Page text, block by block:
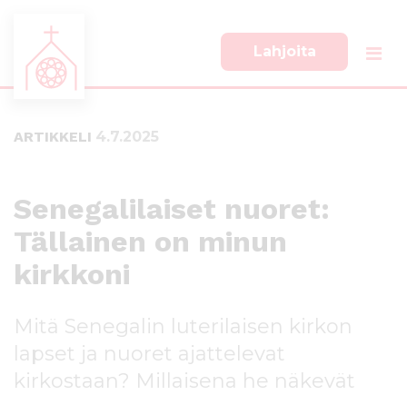
Lahjoita
ARTIKKELI 4.7.2025
Senegalilaiset nuoret:
Tällainen on minun
kirkkoni
Mitä Senegalin luterilaisen kirkon
lapset ja nuoret ajattelevat
kirkostaan? Millaisena he näkevät